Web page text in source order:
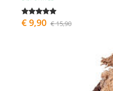
€ 9,90 € 15,90